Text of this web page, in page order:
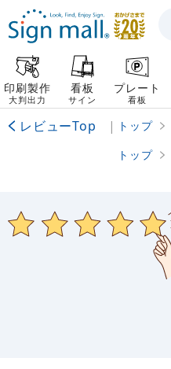
印刷製作
大判出力
看板
サイン
プレート
看板
レビューTop | トップ
トップ